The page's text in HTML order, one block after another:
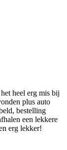
heel erg mis bij
plus auto
bestelling
een lekkere
erg lekker!